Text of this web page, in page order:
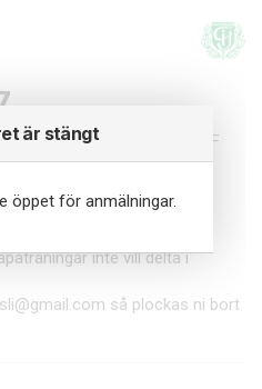
är stängt
öppet för anmälningar.
fotboll med Gammelstads IF
för att
inte vill delta i
så plockas ni bort